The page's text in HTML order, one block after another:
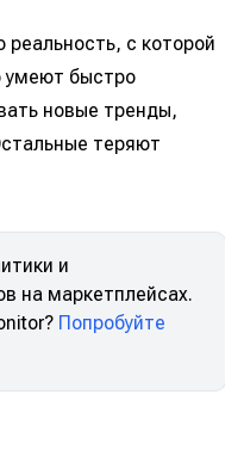
с которой
умеют быстро
новые тренды,
теряют
и
на маркетплейсах.
Попробуйте